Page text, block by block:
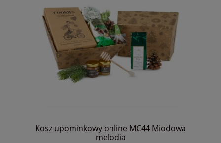
Kosz upominkowy online MC44 Miodowa
melodia